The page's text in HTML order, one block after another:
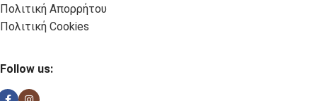
Πολιτική Απορρήτου
Πολιτική Cookies
Follow us: